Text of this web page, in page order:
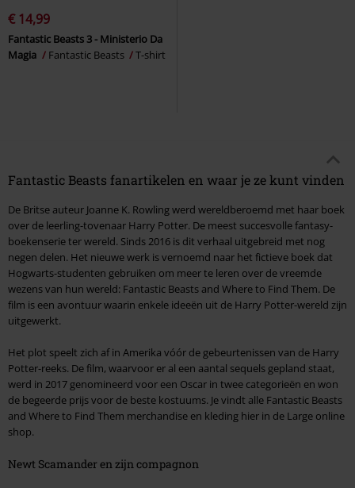
€ 14,99
Fantastic Beasts 3 - Ministerio Da
Magia
Fantastic Beasts T-shirt
Fantastic Beasts fanartikelen en waar je ze kunt vinden
De Britse auteur Joanne K. Rowling werd wereldberoemd met haar boek
over de leerling-tovenaar Harry Potter. De meest succesvolle fantasy-
boekenserie ter wereld. Sinds 2016 is dit verhaal uitgebreid met nog
negen delen. Het nieuwe werk is vernoemd naar het fictieve boek dat
Hogwarts-studenten gebruiken om meer te leren over de vreemde
wezens van hun wereld: Fantastic Beasts and Where to Find Them. De
film is een avontuur waarin enkele ideeën uit de Harry Potter-wereld zijn
uitgewerkt.
Het plot speelt zich af in Amerika vóór de gebeurtenissen van de Harry
Potter-reeks. De film, waarvoor er al een aantal sequels gepland staat,
werd in 2017 genomineerd voor een Oscar in twee categorieën en won
de begeerde prijs voor de beste kostuums. Je vindt alle Fantastic Beasts
and Where to Find Them merchandise en kleding hier in de Large online
shop.
Newt Scamander en zijn compagnon